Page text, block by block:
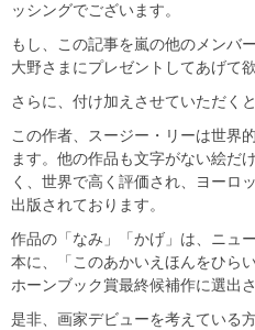
ッシングでございます。
もし、この記事を嵐の他のメンバ
大野さまにプレゼントしてあげて
さらに、付け加えさせていただく
この作者、スージー・リーは世界
ます。他の作品も文字がない絵だ
く、世界で高く評価され、ヨーロ
出版されております。
作品の「なみ」「かげ」は、ニュ
本に、「このあかいえほんをひら
ホーンブック賞最終候補作に選出
是非、画家デビューを考えている